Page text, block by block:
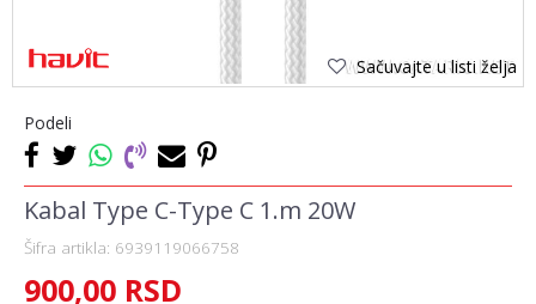
Sačuvajte u listi želja
Podeli
Kabal Type C-Type C 1.m 20W
Šifra artikla: 6939119066758
900,00 RSD